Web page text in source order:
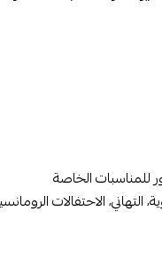
للمناسبات الخاصة
التهاني، الاحتفالات